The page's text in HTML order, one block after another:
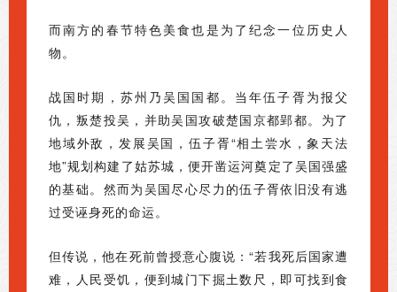
而南方的春节特色美食也是为了纪念一位历史人
物。
战国时期，苏州乃吴国国都。当年伍子胥为报父
仇，叛楚投吴，并助吴国攻破楚国京都郢都。为了
地域外敌，发展吴国，伍子胥“相土尝水，象天法
地”规划构建了姑苏城，便开凿运河奠定了吴国强盛
的基础。然而为吴国尽心尽力的伍子胥依旧没有逃
过受诬身死的命运。
但传说，他在死前曾授意心腹说：“若我死后国家遭
难，人民受饥，便到城门下掘土数尺，即可找到食